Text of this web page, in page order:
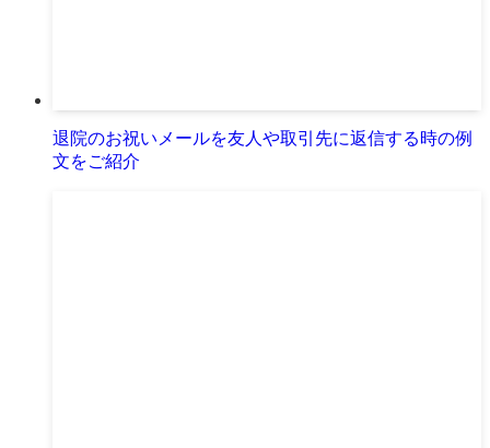
退院のお祝いメールを友人や取引先に返信する時の例
文をご紹介